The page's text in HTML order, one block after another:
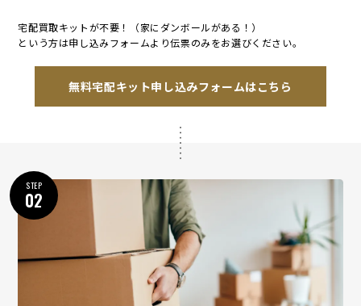
宅配買取キットが不要！（家にダンボールがある！）
という方は申し込みフォームより伝票のみをお選びください。
無料宅配キット申し込みフォームはこちら
STEP
02